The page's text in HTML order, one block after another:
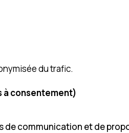
du trafic.
à consentement)
communication et de